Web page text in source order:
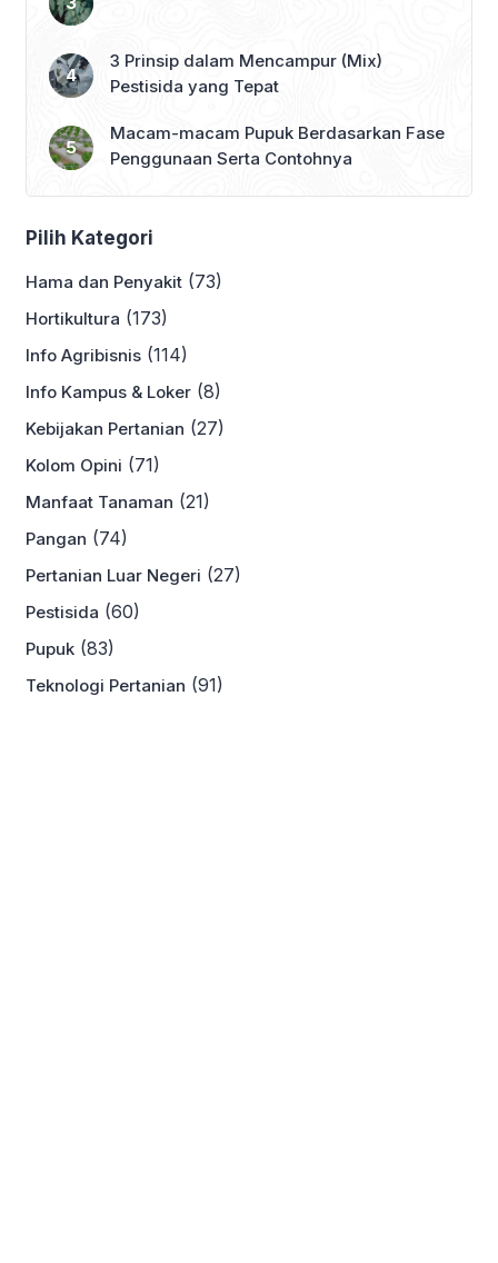
3 Prinsip dalam Mencampur (Mix)
Pestisida yang Tepat
Macam-macam Pupuk Berdasarkan Fase
Penggunaan Serta Contohnya
Pilih Kategori
Hama dan Penyakit (73)
Hortikultura (173)
Info Agribisnis (114)
Info Kampus & Loker (8)
Kebijakan Pertanian (27)
Kolom Opini (71)
Manfaat Tanaman (21)
Pangan (74)
Pertanian Luar Negeri (27)
Pestisida (60)
Pupuk (83)
Teknologi Pertanian (91)